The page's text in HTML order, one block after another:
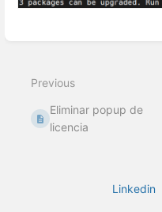
mode
Previous
Eliminar popup de
licencia
Linkedin